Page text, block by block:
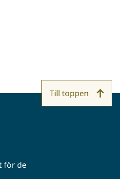
för de
Till toppen